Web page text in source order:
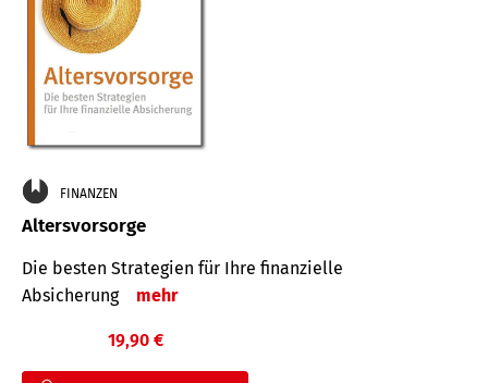
FINANZEN
Altersvorsorge
Die besten Strategien für Ihre finanzielle
Absicherung
mehr
19,90 €